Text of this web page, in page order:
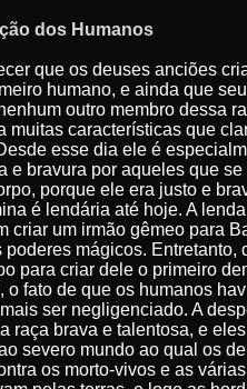
dos Humanos
que os deuses anciões
humano, e ainda que
outro membro dessa
muitas características que
esse dia ele é
e bravura por aqueles que
porque ele era justo e
é lendária até hoje. A
criar um irmão gêmeo para
mágicos. Entretanto,
para criar dele o primeiro
o fato de que os humanos
ser negligenciado. A
raça brava e talentosa, e
severo mundo ao qual os
os morto-vivos e as